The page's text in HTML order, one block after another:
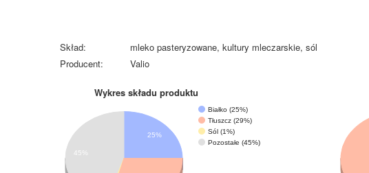
Skład:
mleko pasteryzowane, kultury mleczarskie, sól
Producent:
Valio
Wykres składu produktu
Białko (25%)
Tłuszcz (29%)
Sól (1%)
Pozostałe (45%)
25%
45%